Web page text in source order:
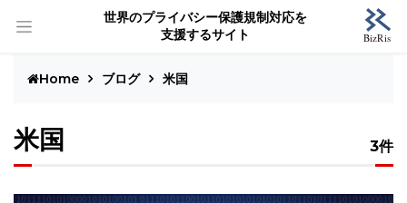
世界のプライバシー保護規制対応を
支援するサイト
Home ブログ 米国
米国 3件